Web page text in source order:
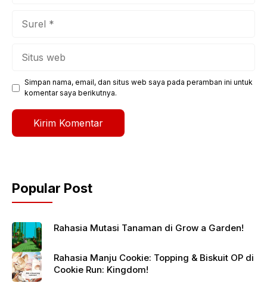
Simpan nama, email, dan situs web saya pada peramban ini untuk
komentar saya berikutnya.
Popular Post
Rahasia Mutasi Tanaman di Grow a Garden!
Rahasia Manju Cookie: Topping & Biskuit OP di
Cookie Run: Kingdom!